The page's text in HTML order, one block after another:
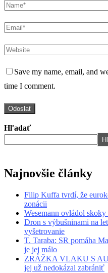
Save my name, email, and
time I comment.
Hľadať
Najnovšie články
Filip Kuffa tvrdí, že
zonácii
Wesemann ovládol
Dron s výbušninami na
vyšetrovanie
T. Taraba: SR pomáha
je jej málo
ZRÁŽKA VLAKU S
jej už nedokázal zabrániť